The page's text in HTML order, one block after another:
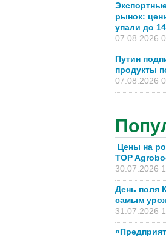
рынок:
упали до
07.08.2026
Путин
продукты
07.08.2026
Цены на
TOP
30.07.2026
День поля
самым
31.07.2026